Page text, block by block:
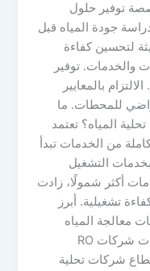
توفير حلول
جودة المياه قبل
لتحسين كفاءة
والخدمات. توفير
بالمعايير
للمحطات. ما
المياه؟ تعتمد
من الخدمات تبدأ
التشغيل
أكثر شمولًا، زادت
تشغيلية. أبرز
معالجة المياه
بمختلف أحجامها. توريد أنظمة وتقنيات شركات RO
شركات تحلية